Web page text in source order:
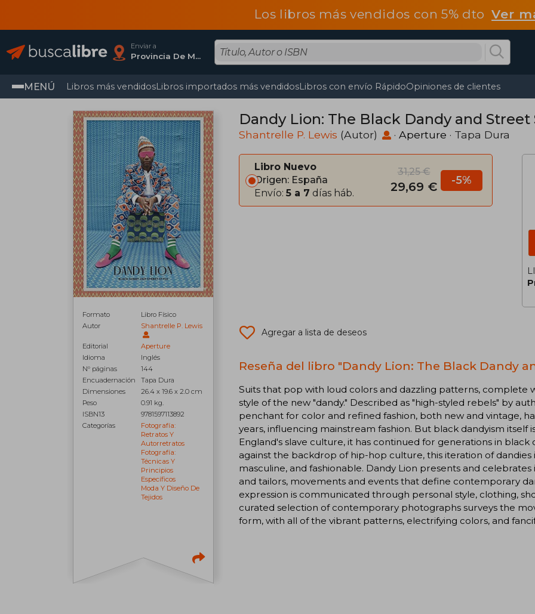
Los libros más vendidos con 5% dtoVer
Enviar a
Provincia De Madrid
MENÚ Libros más vendidosLibros importados más vendidosLibros con envío RápidoOpiniones de clientes
Formato
Libro Físico
Autor
Shantrelle P. Lewis
Editorial
Aperture
Idioma
Inglés
N° páginas
144
Encuadernación
Tapa Dura
Dimensiones
26.4 x 19.6 x 2.0 cm
Peso
0.91 kg.
ISBN13
9781597113892
Categorías
Fotografía:
Retratos Y
Autorretratos
Fotografía:
Técnicas Y
Principios
Específicos
Moda Y Diseño De
Tejidos
Dandy Lion: The Black Dandy and Street
Shantrelle P. Lewis (Autor) · Aperture · Tapa Dura
Libro Nuevo
Origen: España
Envío: 5 a 7 días háb.
31,25 €
29,69 € -5%
Agregar a lista de deseos
Reseña del libro "Dandy Lion: The Black Dandy
Suits that pop with loud colors and dazzling patterns, complete
style of the new "dandy." Described as "high-styled rebels" by
penchant for color and refined fashion, both new and vintage,
years, influencing mainstream fashion. But black dandyism
England's slave culture, it has continued for generations in
against the backdrop of hip-hop culture, this iteration of
masculine, and fashionable. Dandy Lion presents and
and tailors, movements and events that define contemporary
expression is communicated through personal style, clothing,
curated selection of contemporary photographs surveys the
form, with all of the vibrant patterns, electrifying colors, and